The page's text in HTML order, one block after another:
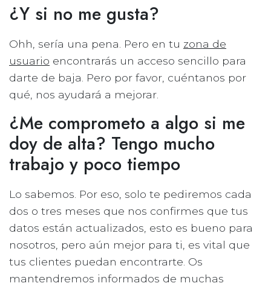
¿Y si no me gusta?
Ohh, sería una pena. Pero en tu zona de
usuario encontrarás un acceso sencillo para
darte de baja. Pero por favor, cuéntanos por
qué, nos ayudará a mejorar.
¿Me comprometo a algo si me
doy de alta? Tengo mucho
trabajo y poco tiempo
Lo sabemos. Por eso, solo te pediremos cada
dos o tres meses que nos confirmes que tus
datos están actualizados, esto es bueno para
nosotros, pero aún mejor para ti, es vital que
tus clientes puedan encontrarte. Os
mantendremos informados de muchas